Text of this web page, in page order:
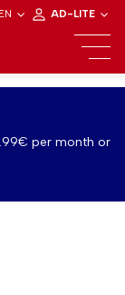
EN AD-LITE
per month or